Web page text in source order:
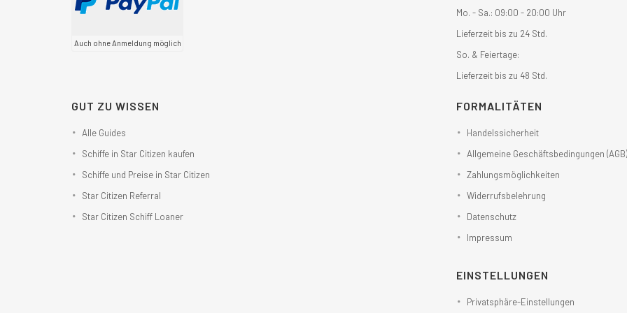
Auch ohne Anmeldung möglich
Mo. - Sa.: 09:00 - 20:00 Uhr
Lieferzeit bis zu 24 Std.
So. & Feiertage:
Lieferzeit bis zu 48 Std.
GUT ZU WISSEN
Alle Guides
Schiffe in Star Citizen kaufen
Schiffe und Preise in Star Citizen
Star Citizen Referral
Star Citizen Schiff Loaner
FORMALITÄTEN
Handelssicherheit
Allgemeine Geschäftsbedingungen (AGB)
Zahlungsmöglichkeiten
Widerrufsbelehrung
Datenschutz
Impressum
EINSTELLUNGEN
Privatsphäre-Einstellungen